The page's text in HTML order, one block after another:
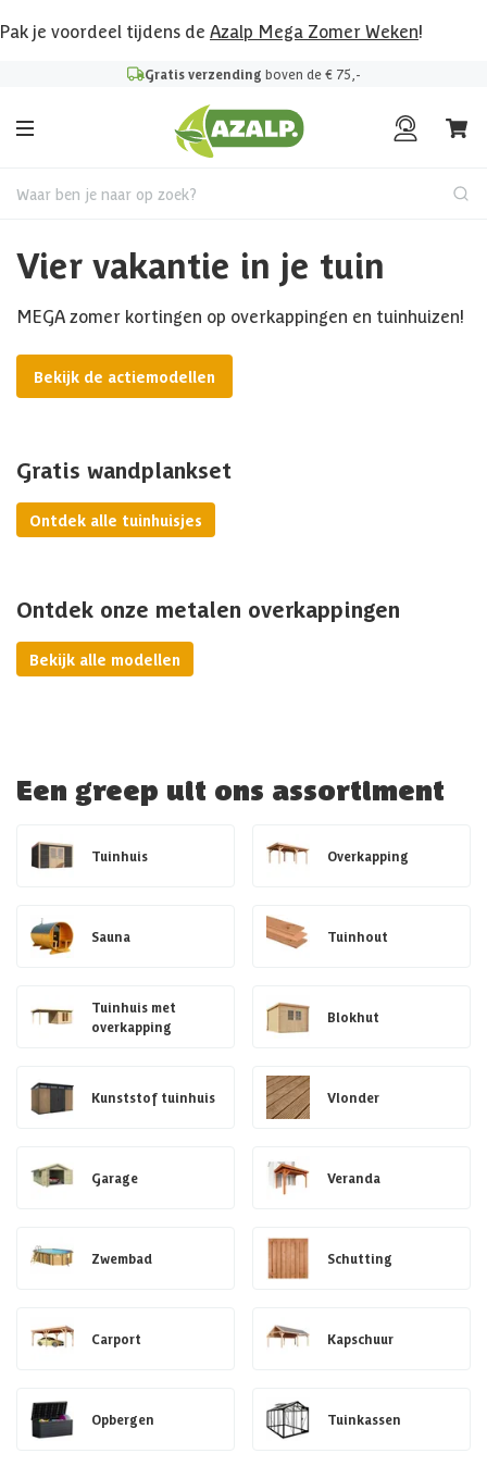
Pak je voordeel tijdens de Azalp Mega Zomer Weken!
Gratis verzending boven de € 75,-
Waar ben je naar op zoek?
Vier vakantie in je tuin
MEGA zomer kortingen op overkappingen en tuinhuizen!
Bekijk de actiemodellen
Gratis wandplankset
Ontdek alle tuinhuisjes
Ontdek onze metalen overkappingen
Bekijk alle modellen
Een greep uit ons assortiment
Tuinhuis Overkapping
Sauna Tuinhout
Tuinhuis met
overkapping
Blokhut
Kunststof tuinhuis Vlonder
Garage Veranda
Zwembad Schutting
Carport Kapschuur
Opbergen Tuinkassen